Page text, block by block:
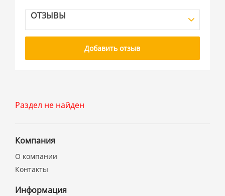
ОТЗЫВЫ
Добавить отзыв
Раздел не найден
Компания
О компании
Контакты
Информация